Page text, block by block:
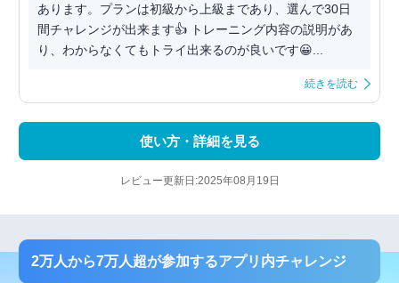
あります。プランは初級から上級まであり、選んで30日
間チャレンジが出来ます👍 トレーニング内容の説明があ
り、わからなくてもトライ出来るのが良いです😀...
続きを読む
使い方・詳細を見る
レビュー更新日:2025年08月19日
2万人から7万人超が参加するアプリ内チャレンジ